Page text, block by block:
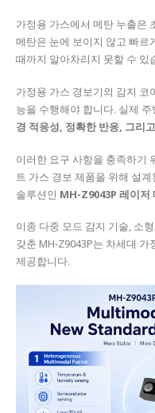
가정용 가스에서 메탄 누출은
메탄은 눈에 보이지 않고 빠르
때까지 알아차리지 못할 수 있
가정용 가스 경보기의 감지 코
능을 수행해야 합니다. 실제 주
경 적응성, 정확한 반응, 그리
이러한 요구 사항을 충족하기
트 가스 경보 제품을 위해 설
솔루션인 MH-Z9043P 레이저
이종 다중 모드 감지 기술, 소
갖춘 MH-Z9043P는 차세대
제공합니다.